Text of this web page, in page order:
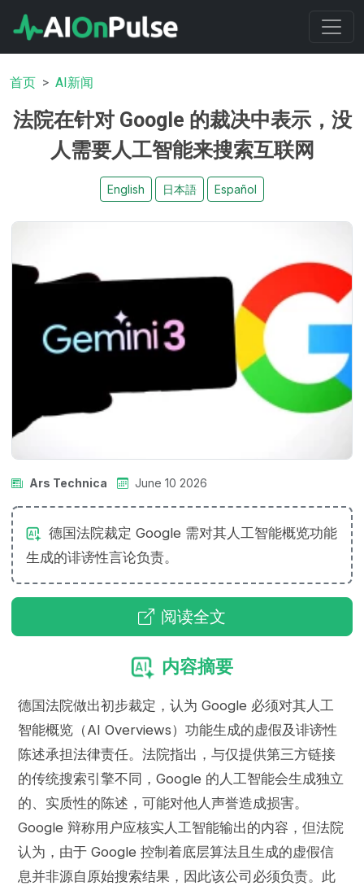
首页 AI新闻
法院在针对 Google 的裁决中表示，没
人需要人工智能来搜索互联网
English 日本語 Español
Ars Technica June 10 2026
德国法院裁定 Google 需对其人工智能概览功能
生成的诽谤性言论负责。
阅读全文
内容摘要
德国法院做出初步裁定，认为 Google 必须对其人工
智能概览（AI Overviews）功能生成的虚假及诽谤性
陈述承担法律责任。法院指出，与仅提供第三方链接
的传统搜索引擎不同，Google 的人工智能会生成独立
的、实质性的陈述，可能对他人声誉造成损害。
Google 辩称用户应核实人工智能输出的内容，但法院
认为，由于 Google 控制着底层算法且生成的虚假信
息并非源自原始搜索结果，因此该公司必须负责。此